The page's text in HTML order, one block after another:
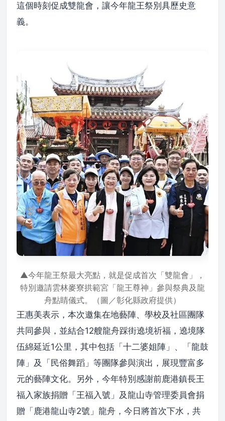
這個時刻促成雙龍會，讓今年龍王祭別具歷史意
義。
▲今年龍王祭最大亮點，就是促成首次「雙龍會」，
特別邀請雲林麥寮拱範宮「龍王尊神」參與祭典及龍
舟點睛儀式。（圖／彰化縣政府提供）
王惠美表示，本次邀集在地藝陣、學校及社區團隊
共同參與，並結合12艘龍舟踩街遶境祈福，遶境隊
伍綿延近1公里，其中包括「十二婆姐陣」、「龍鼓
陣」及「民俗舞蹈」等團隊參與演出，展現豐富多
元的藝陣文化。另外，今年特別感謝前鹿港鎮長王
福入家族捐贈「王福入號」及龍山寺管理委員會捐
贈「鹿港龍山寺2號」龍舟，今日將首次下水，共